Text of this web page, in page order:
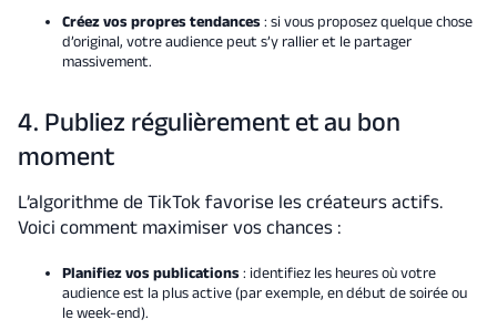
Créez vos propres tendances : si vous proposez quelque chose
d’original, votre audience peut s’y rallier et le partager
massivement.
4. Publiez régulièrement et au bon
moment
L’algorithme de TikTok favorise les créateurs actifs.
Voici comment maximiser vos chances :
Planifiez vos publications : identifiez les heures où votre
audience est la plus active (par exemple, en début de soirée ou
le week-end).